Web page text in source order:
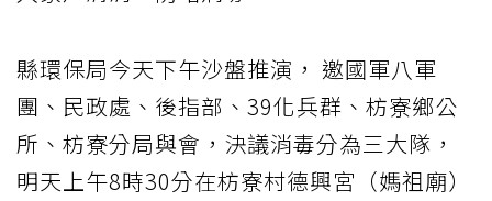
縣環保局今天下午沙盤推演， 邀國軍八軍
團、民政處、後指部、39化兵群、枋寮鄉公
所、枋寮分局與會，決議消毒分為三大隊，
明天上午8時30分在枋寮村德興宮（媽祖廟）